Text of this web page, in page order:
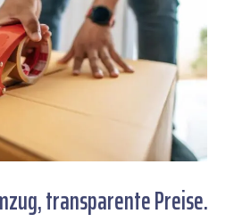
transparente Preise.